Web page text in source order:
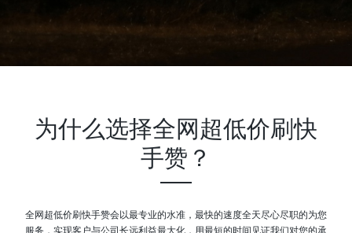
为什么选择全网超低价刷快
手赞？
全网超低价刷快手赞会以最专业的水准，最快的速度全天尽心尽职的为您
服务，实现客户与公司长远利益最大化，用最短的时间见证我们对您的承